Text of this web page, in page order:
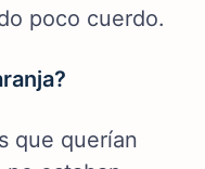
poco cuerdo.
que querían